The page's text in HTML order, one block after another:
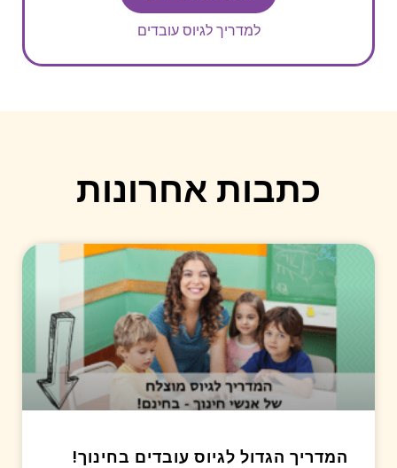
למדריך לגיוס עובדים
כתבות אחרונות
המדריך הגדול לגיוס עובדים בחינוך!